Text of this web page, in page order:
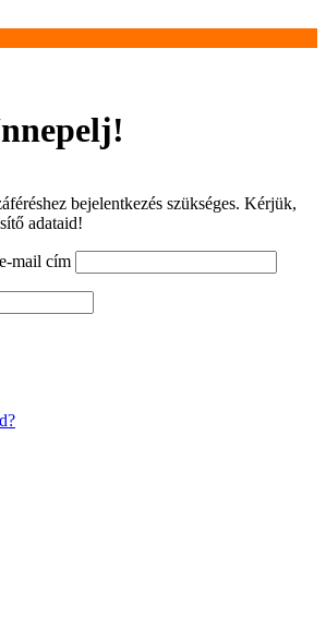
bejelentkezés szükséges. Kérjük,
adataid!
mail cím